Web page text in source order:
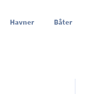
Havner Båter